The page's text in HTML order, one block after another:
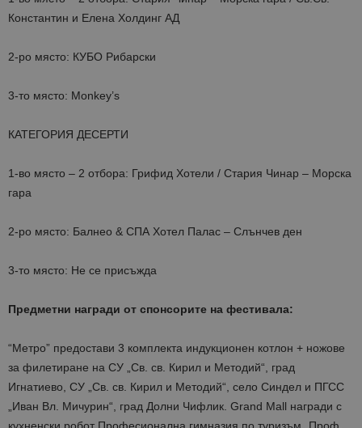
Константин и Елена Холдинг АД
2-ро място: КУБО Рибарски
3-то място: Monkey’s
КАТЕГОРИЯ ДЕСЕРТИ
1-во място – 2 отбора: Грифид Хотели / Стария Чинар – Морска
гара
2-ро място: Балнео & СПА Хотел Палас – Слънчев ден
3-то място: Не се присъжда
Предметни награди от спонсорите на фестивала:
“Метро” предостави 3 комплекта индукционен котлон + ножове
за филетиране на СУ „Св. св. Кирил и Методий“, град
Игнатиево, СУ „Св. св. Кирил и Методий“, село Синдел и ПГСС
„Иван Вл. Мичурин“, град Долни Чифлик. Grand Mall награди с